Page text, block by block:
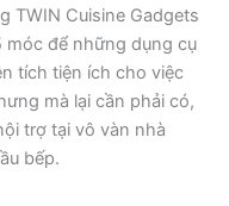
TWIN Cuisine Gadgets
để những dụng cụ
tích tiện ích cho việc
mà lại cần phải có,
trợ tại vô vàn nhà
bếp.